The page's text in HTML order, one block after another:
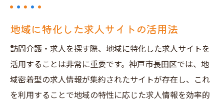
職場環境が働きやすさに与える影響
地域の高齢者ケアの現状
柔軟な勤務時間の魅力
職場でのキャリアパスを考える
職場訪問で雰囲気を確認
地域に特化した求人サイトの活用法
訪問介護・求人を探す際、地域に特化した求人サイトを
活用することは非常に重要です。神戸市長田区では、地
域密着型の求人情報が集約されたサイトが存在し、これ
を利用することで地域の特性に応じた求人情報を効率的